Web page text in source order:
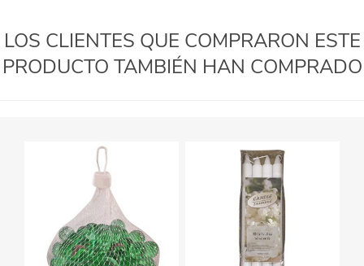
LOS CLIENTES QUE COMPRARON ESTE
PRODUCTO TAMBIÉN HAN COMPRADO